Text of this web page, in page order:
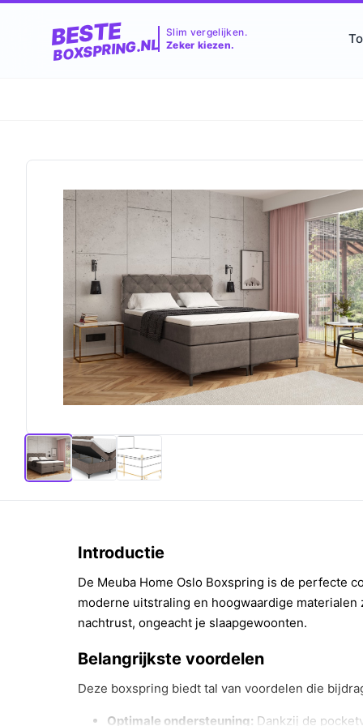
BESTE
BOXSPRING.NL
Slim vergelijken.
Zeker kiezen.
Introductie
De Meuba Home Oslo Boxspring is de perfecte
moderne uitstraling en hoogwaardige
nachtrust, ongeacht je slaapgewoonten.
Belangrijkste voordelen
Deze boxspring biedt tal van voordelen die
Optimale ondersteuning: Dankzij de